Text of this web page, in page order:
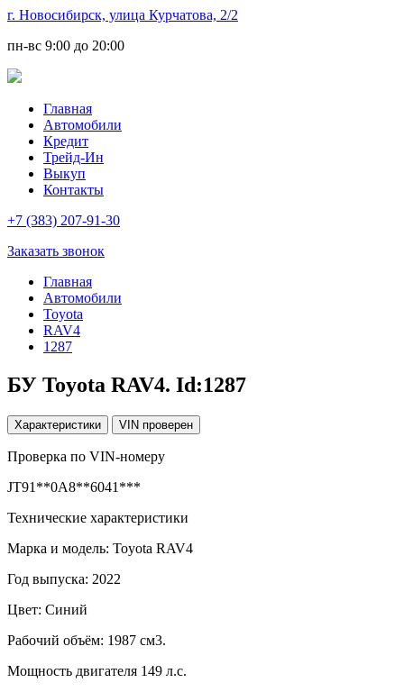
г. Новосибирск, улица Курчатова, 2/2
пн-вс 9:00 до 20:00
Главная
Автомобили
Кредит
Трейд-Ин
Выкуп
Контакты
+7 (383) 207-91-30
Заказать звонок
Главная
Автомобили
Toyota
RAV4
1287
БУ Toyota RAV4. Id:1287
Характеристики VIN проверен
Проверка по VIN-номеру
JT91**0A8**6041***
Технические характеристики
Марка и модель: Toyota RAV4
Год выпуска: 2022
Цвет: Синий
Рабочий объём: 1987 см3.
Мощность двигателя 149 л.с.